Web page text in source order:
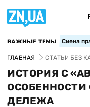
ВАЖНЫЕ ТЕМЫ Смена
ГЛАВНАЯ СТАТЬИ БЕЗ
ИСТОРИЯ С
ОСОБЕННОСТИ
ДЕЛЕЖА